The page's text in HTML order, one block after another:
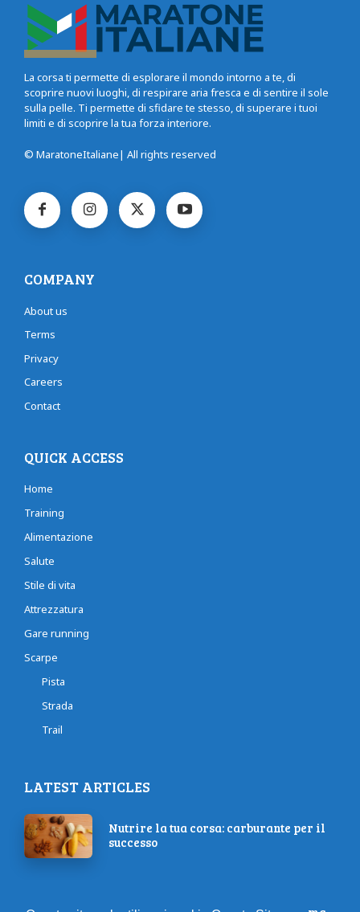
La corsa ti permette di esplorare il mondo intorno a te, di
scoprire nuovi luoghi, di respirare aria fresca e di sentire il sole
sulla pelle. Ti permette di sfidare te stesso, di superare i tuoi
limiti e di scoprire la tua forza interiore.
© MaratoneItaliane| All rights reserved
COMPANY
About us
Terms
Privacy
Careers
Contact
QUICK ACCESS
Home
Training
Alimentazione
Salute
Stile di vita
Attrezzatura
Gare running
Scarpe
Pista
Strada
Trail
LATEST ARTICLES
Nutrire la tua corsa: carburante per il
successo